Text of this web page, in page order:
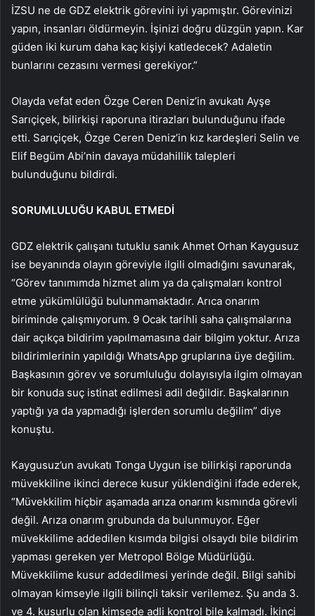
İZSU ne de GDZ elektrik görevini iyi yapmıştır. Görevinizi
yapın, insanları öldürmeyin. İşinizi doğru düzgün yapın. Kar
güden iki kurum daha kaç kişiyi katledecek? Adaletin
bunlarını cezasını vermesi gerekiyor.”
Olayda vefat eden Özge Ceren Deniz’in avukatı Ayşe
Sarıçiçek, bilirkişi raporuna itirazları bulunduğunu ifade
etti. Sarıçiçek, Özge Ceren Deniz’in kız kardeşleri Selin ve
Elif Begüm Abi’nin davaya müdahillik talepleri
bulunduğunu bildirdi.
SORUMLULUĞU KABUL ETMEDİ
GDZ elektrik çalışanı tutuklu sanık Ahmet Orhan Kaygusuz
ise beyanında olayın göreviyle ilgili olmadığını savunarak,
“Görev tanımımda hizmet alım ya da çalışmaları kontrol
etme yükümlülüğü bulunmamaktadır. Arıca onarım
biriminde çalışmıyorum. 9 Ocak tarihli saha çalışmalarına
dair açıkça bildirim yapılmamasına dair bilgim yoktur. Arıza
bildirimlerinin yapıldığı WhatsApp gruplarına üye değilim.
Başkasının görev ve sorumluluğu dolayısıyla ilgim olmayan
bir konuda suç istinat edilmesi adil değildir. Başkalarının
yaptığı ya da yapmadığı işlerden sorumlu değilim” diye
konuştu.
Kaygusuz’un avukatı Tonga Uygun ise bilirkişi raporunda
müvekkiline ikinci derece kusur yüklendiğini ifade ederek,
“Müvekkilim hiçbir aşamada arıza onarım kısmında görevli
değil. Arıza onarım grubunda da bulunmuyor. Eğer
müvekkilime addedilen kısımda bilgisi olsaydı bile bildirim
yapması gereken yer Metropol Bölge Müdürlüğü.
Müvekkilime kusur addedilmesi yerinde değil. Bilgi sahibi
olmayan kimseyle ilgili bilinçli taksir verilemez. Şu anda 3.
ve 4. kusurlu olan kimsede adli kontrol bile kalmadı. İkinci